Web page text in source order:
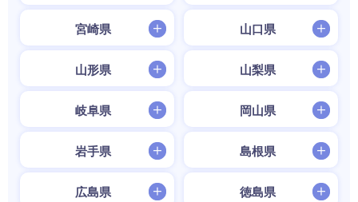
宮崎県 山口県
山形県 山梨県
岐阜県 岡山県
岩手県 島根県
広島県 徳島県